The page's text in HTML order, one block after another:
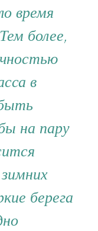
время
более,
в
на пару
берега